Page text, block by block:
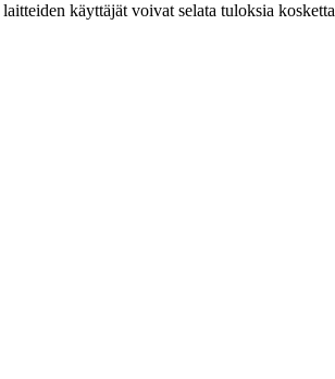
käyttäjät voivat selata tuloksia